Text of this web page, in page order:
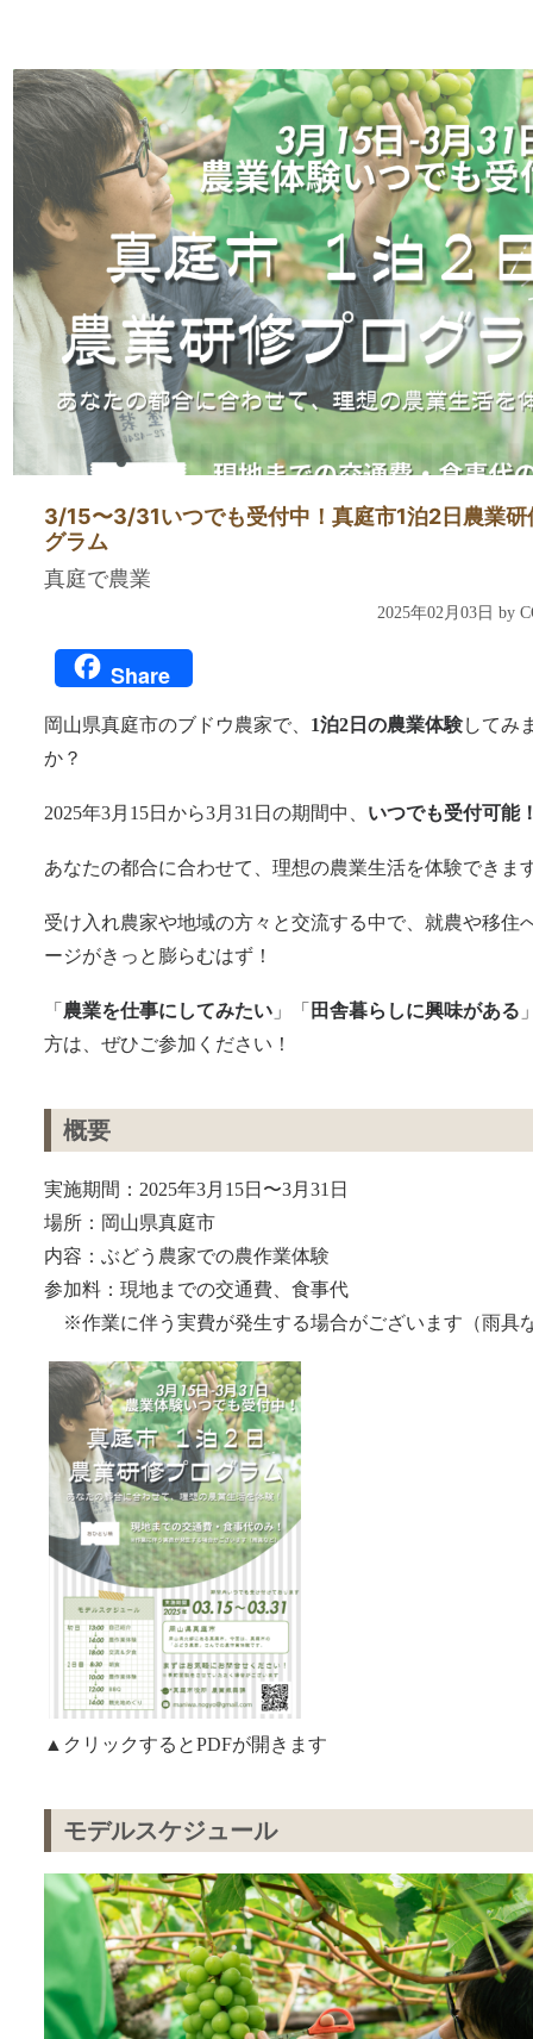
3/15〜3/31いつでも受付中！真庭市1泊2日農業研
グラム
真庭で農業
2025年02月03日 by
Share
岡山県真庭市のブドウ農家で、 1泊2日の農業体験してみ
か？
2025年3月15日から3月31日の期間中、 いつでも受付可能
あなたの都合に合わせて、理想の農業生活を体験できま
受け入れ農家や地域の方々と交流する中で、就農や移住
ージがきっと膨らむはず！
「 農業を仕事にしてみたい」「 田舎暮らしに興味がある
方は、ぜひご参加ください！
概要
実施期間：2025年3月15日〜3月31日
場所：岡山県真庭市
内容：ぶどう農家での農作業体験
参加料：現地までの交通費、食事代
※作業に伴う実費が発生する場合がございます（雨具
▲クリックするとPDFが開きます
モデルスケジュール